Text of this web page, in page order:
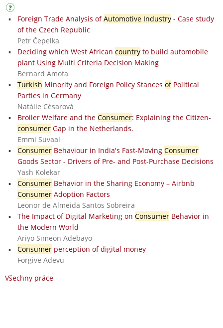
Foreign Trade Analysis ofAutomotive Industry- Case study
of the Czech Republic
Petr Čepelka
Deciding which West African countryto build automobile
plant Using Multi Criteria Decision Making
Bernard Amofa
Turkish Minority and Foreign Policy Stances ofPolitical
Parties in Germany
Natálie Césarová
Broiler Welfare and the Consumer: Explaining the Citizen-
consumerGap in the Netherlands.
Emmi Suvaal
ConsumerBehaviour in India's Fast-Moving Consumer
Goods Sector - Drivers of Pre- and Post-Purchase Decisions
Yash Kolekar
ConsumerBehavior in the Sharing Economy – Airbnb
ConsumerAdoption Factors
Leonor de Almeida Santos Sobreira
The Impact of Digital Marketing on ConsumerBehavior in
the Modern World
Ariyo Simeon Adebayo
Consumerperception of digital money
Forgive Adevu
Všechny práce